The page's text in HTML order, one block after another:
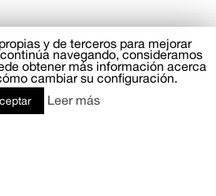
y de terceros para mejorar
navegando, consideramos
obtener más información acerca
cambiar su configuración.
Leer más